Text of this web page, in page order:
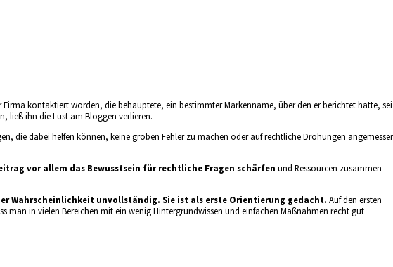
kontaktiert worden, die behauptete, ein bestimmter Markenname, über den er berichtet hatte, sei
ließ ihn die Lust am Bloggen verlieren.
die dabei helfen können, keine groben Fehler zu machen oder auf rechtliche Drohungen
vor allem das Bewusstsein für rechtliche Fragen schärfen und Ressourcen zusammen
Wahrscheinlichkeit unvollständig. Sie ist als erste Orientierung gedacht. Auf den ersten
man in vielen Bereichen mit ein wenig Hintergrundwissen und einfachen Maßnahmen recht gut